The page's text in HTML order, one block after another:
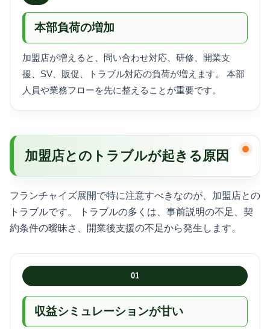
本部負荷の増加
加盟店が増えると、問い合わせ対応、研修、開業支
援、SV、販促、トラブル対応の負荷が増えます。 本部
人員や業務フローを先に整えることが重要です。
加盟店とのトラブルが起きる原因
フランチャイズ展開で特に注意すべきなのが、加盟店との
トラブルです。 トラブルの多くは、事前説明の不足、契
約条件の曖昧さ、開業後支援の不足から発生します。
01
収益シミュレーションが甘い